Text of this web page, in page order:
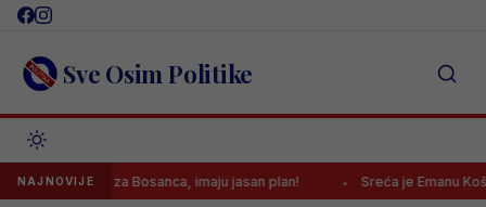
Skip
content Sve Osim Politike
NAJNOVIJE
ponudu za Bosanca, imaju jasan plan! Sreća je Emanu Košpi